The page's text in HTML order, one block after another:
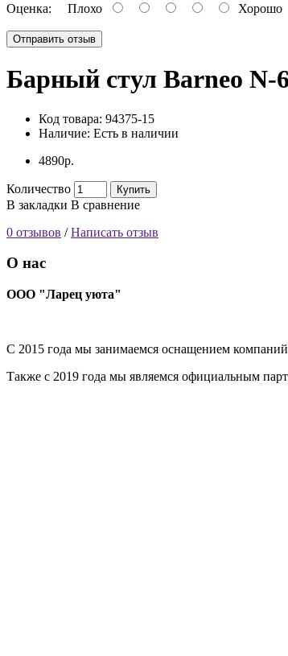
Оценка: Плохо Хорошо
Отправить отзыв
Барный стул Barneo N-
Код товара: 94375-15
Наличие: Есть в наличии
4890р.
Количество Купить
В закладки В сравнение
0 отзывов /Написать отзыв
О нас
ООО "Ларец уюта"
С 2015 года мы занимаемся оснащением
Также с 2019 года мы являемся официальным